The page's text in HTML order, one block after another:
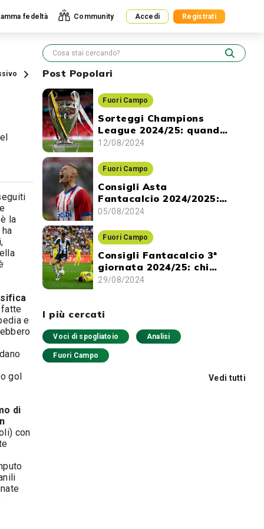
fedeltà Community Accedi Registrati
la
e
gol
di
con
Post Popolari
Fuori Campo
Sorteggi Champions
League 2024/25: quando
ci sono e dove vederli
12/08/2024
Fuori Campo
Consigli Asta
Fantacalcio 2024/2025:
gli attaccanti da
05/08/2024
Fuori Campo
Consigli Fantacalcio 3ª
giornata 2024/25: chi
schierare e chi evitare
29/08/2024
I più cercati
Voci di spogliatoio Analisi
Fuori Campo
Vedi tutti